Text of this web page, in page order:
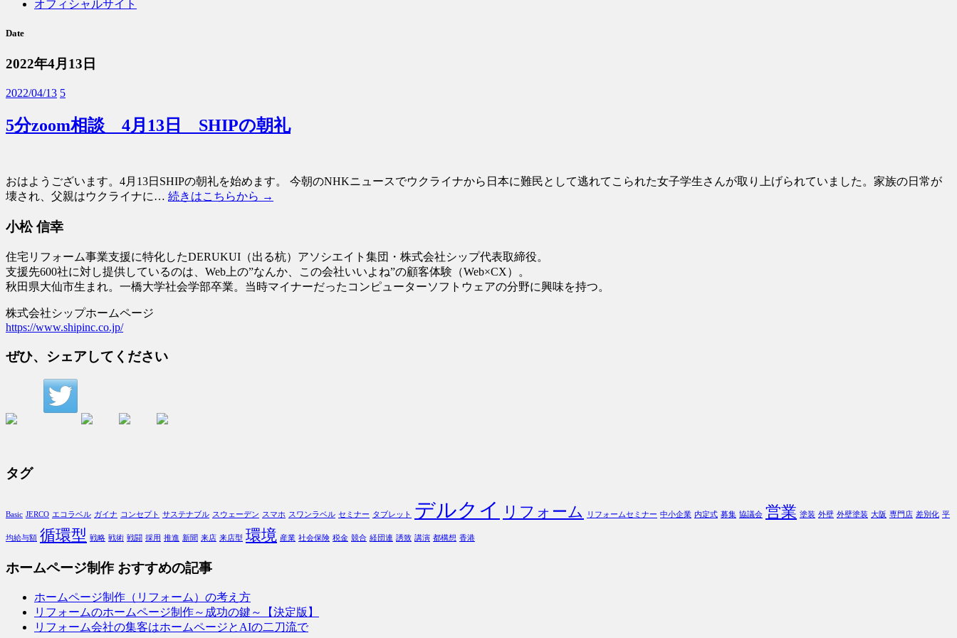
オフィシャルサイト
Date
2022年4月13日
2022/04/13 5
5分zoom相談 4月13日 SHIPの朝礼
おはようございます。4月13日SHIPの朝礼を始めます。 今朝のNHKニュースでウクライナから日本に難民として逃れてこられた女子学生さんが取り上げられていました。家族の日常が
壊され、父親はウクライナに… 続きはこちらから →
小松 信幸
住宅リフォーム事業支援に特化したDERUKUI（出る杭）アソシエイト集団・株式会社シップ代表取締役。
支援先600社に対し提供しているのは、Web上の”なんか、この会社いいよね”の顧客体験（Web×CX）。
秋田県大仙市生まれ。一橋大学社会学部卒業。当時マイナーだったコンピューターソフトウェアの分野に興味を持つ。
株式会社シップホームページ
https://www.shipinc.co.jp/
ぜひ、シェアしてください
タグ
Basic JERCO エコラベル ガイナ コンセプト サステナブル スウェーデン スマホ スワンラベル セミナー タブレット デルクイ リフォーム リフォームセミナー 中小企業 内定式 募集 協議会 営業 塗装 外壁 外壁塗装 大阪 専門店 差別化 平
均給与額 循環型 戦略 戦術 戦闘 採用 推進 新聞 来店 来店型 環境 産業 社会保険 税金 競合 経団連 誘致 講演 都構想 香港
ホームページ制作 おすすめの記事
ホームページ制作（リフォーム）の考え方
リフォームのホームページ制作～成功の鍵～【決定版】
リフォーム会社の集客はホームページとAIの二刀流で